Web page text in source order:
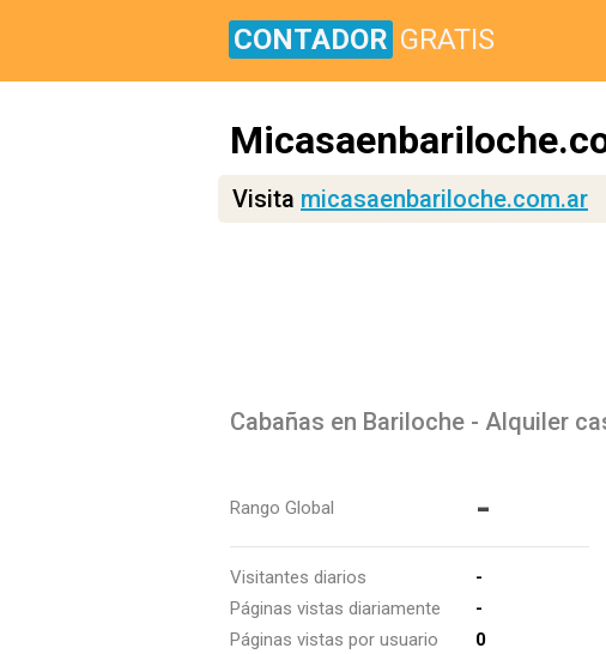
CONTADOR GRATIS
Visita micasaenbariloche.com.ar
Cabañas en Bariloche - Alquiler
Rango Global -
Visitantes diarios
-
Páginas vistas diariamente
-
Páginas vistas por usuario
0